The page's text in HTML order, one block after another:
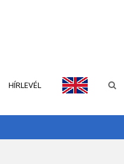
HÍRLEVÉL ENGLISH